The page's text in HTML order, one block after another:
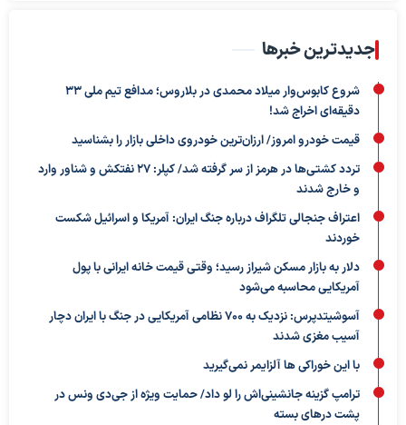
جدیدترین خبرها
شروع کابوس‌وار میلاد محمدی در بلاروس؛ مدافع تیم ملی ۳۳
دقیقه‌ای اخراج شد!
قیمت خودرو امروز/ ارزان‌ترین خودروی داخلی بازار را بشناسید
تردد کشتی‌ها در هرمز از سر گرفته شد/ کپلر: ۲۷ نفتکش و شناور وارد
و خارج شدند
اعتراف جنجالی تلگراف درباره جنگ ایران: آمریکا و اسرائیل شکست
خوردند
دلار به بازار مسکن شیراز رسید؛ وقتی قیمت خانه ایرانی با پول
آمریکایی محاسبه می‌شود
آسوشیتدپرس: نزدیک به ۷۰۰ نظامی آمریکایی در جنگ با ایران دچار
آسیب مغزی شدند
با این خوراکی ها آلزایمر نمی‌گیرید
ترامپ گزینه جانشینی‌اش را لو داد/ حمایت ویژه از جی‌دی ونس در
پشت درهای بسته